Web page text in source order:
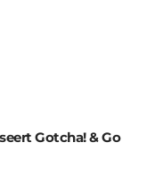
Gotcha! & Go